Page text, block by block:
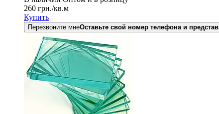
260 грн./кв.м
Купить
Перезвоните мнеОставьте свой номер телефона и